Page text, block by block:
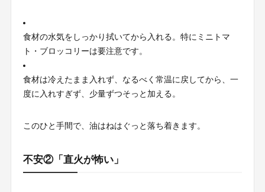
食材の水気をしっかり拭いてから入れる。特にミニトマ
ト・ブロッコリーは要注意です。
食材は冷えたまま入れず、なるべく常温に戻してから、一
度に入れすぎず、少量ずつそっと加える。
このひと手間で、油はねはぐっと落ち着きます。
不安②「直火が怖い」